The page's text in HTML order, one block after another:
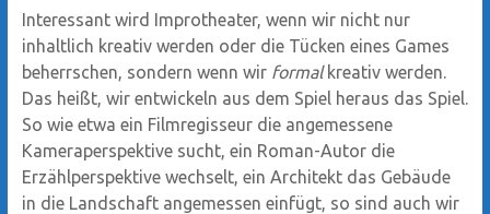
Interessant wird Improtheater, wenn wir nicht nur
inhaltlich kreativ werden oder die Tücken eines Games
beherrschen, sondern wenn wir formal kreativ werden.
Das heißt, wir entwickeln aus dem Spiel heraus das Spiel.
So wie etwa ein Filmregisseur die angemessene
Kameraperspektive sucht, ein Roman-Autor die
Erzählperspektive wechselt, ein Architekt das Gebäude
in die Landschaft angemessen einfügt, so sind auch wir